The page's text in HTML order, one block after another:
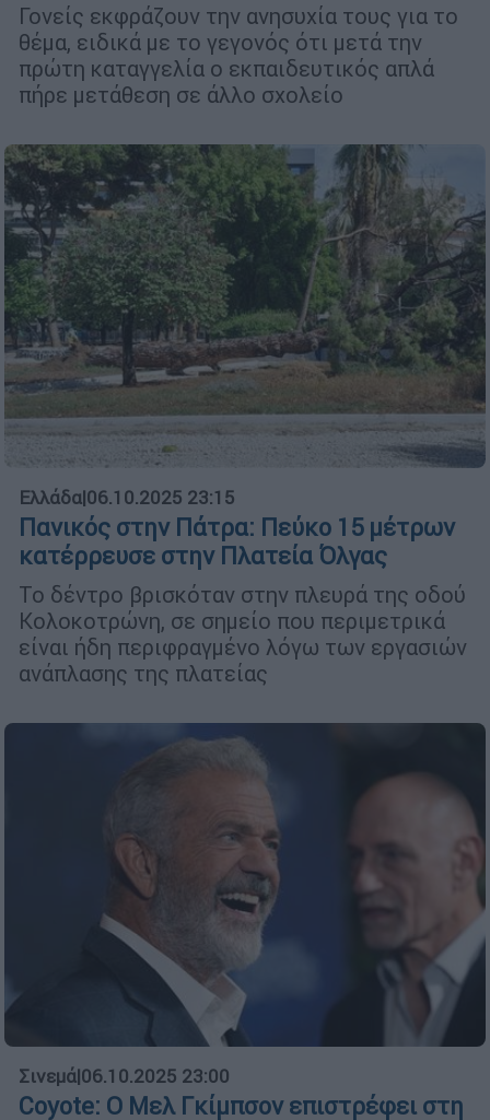
Γονείς εκφράζουν την ανησυχία τους για το
θέμα, ειδικά με το γεγονός ότι μετά την
πρώτη καταγγελία ο εκπαιδευτικός απλά
πήρε μετάθεση σε άλλο σχολείο
Ελλάδα|06.10.2025 23:15
Πανικός στην Πάτρα: Πεύκο 15 μέτρων
κατέρρευσε στην Πλατεία Όλγας
Το δέντρο βρισκόταν στην πλευρά της οδού
Κολοκοτρώνη, σε σημείο που περιμετρικά
είναι ήδη περιφραγμένο λόγω των εργασιών
ανάπλασης της πλατείας
Σινεμά|06.10.2025 23:00
Coyote: Ο Μελ Γκίμπσον επιστρέφει στη